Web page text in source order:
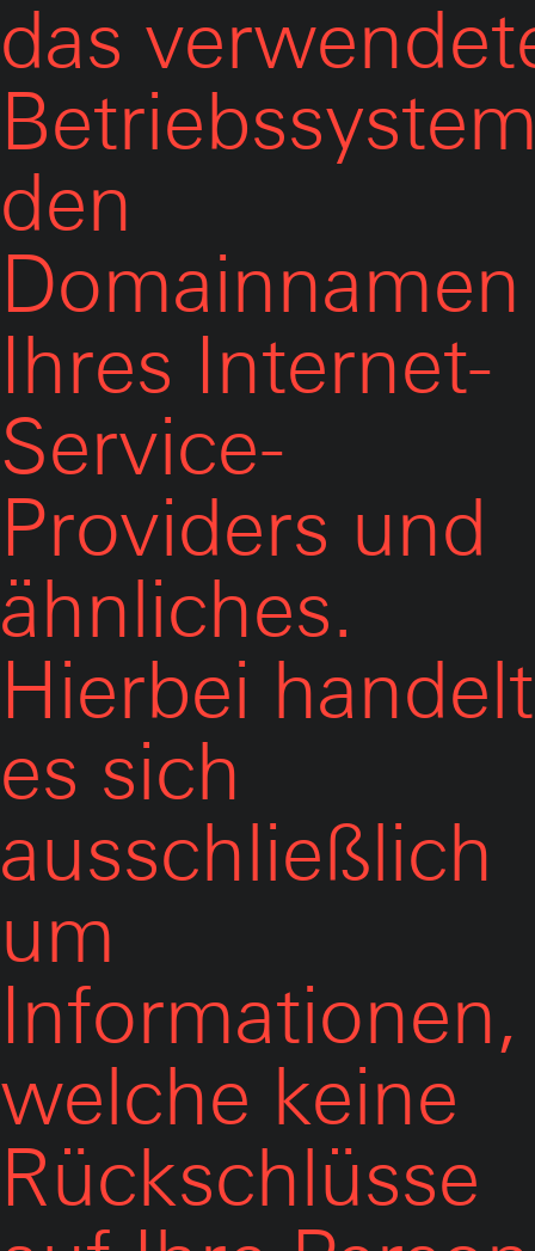
das
den
Domainnamen
Ihres Internet-
Service-
Providers und
ähnliches.
Hierbei handelt
es sich
ausschließlich
um
Informationen,
welche keine
Rückschlüsse